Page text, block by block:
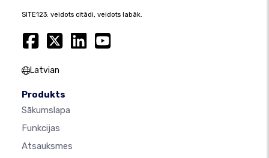
SITE123: veidots citādi, veidots labāk.
Latvian
Produkts
Sākumslapa
Funkcijas
Atsauksmes